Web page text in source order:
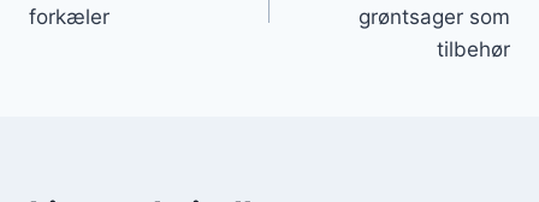
forkæler
grøntsager som
tilbehør